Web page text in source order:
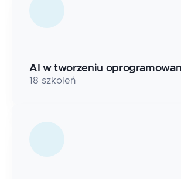
AI w tworzeniu
18 szkoleń